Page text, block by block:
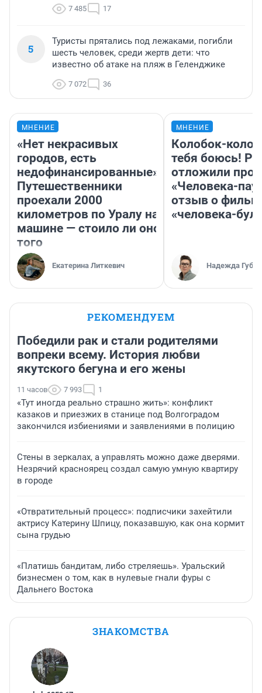
7 485 17
5
Туристы прятались под лежаками, погибли
шесть человек, среди жертв дети: что
известно об атаке на пляж в Геленджике
7 072 36
МНЕНИЕ
«Нет некрасивых
городов, есть
недофинансированные».
Путешественники
проехали 2000
километров по Уралу на
машине — стоило ли оно
того
Екатерина Литкевич
МНЕНИЕ
Колобок-
тебя боюсь!
отложили
«Человека-
отзыв о
«человека-
Надежда
РЕКОМЕНДУЕМ
Победили рак и стали родителями
вопреки всему. История любви
якутского бегуна и его жены
11 часов 7 993 1
«Тут иногда реально страшно жить»: конфликт
казаков и приезжих в станице под Волгоградом
закончился избиениями и заявлениями в полицию
Стены в зеркалах, а управлять можно даже дверями.
Незрячий красноярец создал самую умную квартиру
в городе
«Отвратительный процесс»: подписчики захейтили
актрису Катерину Шпицу, показавшую, как она кормит
сына грудью
«Платишь бандитам, либо стреляешь». Уральский
бизнесмен о том, как в нулевые гнали фуры с
Дальнего Востока
ЗНАКОМСТВА